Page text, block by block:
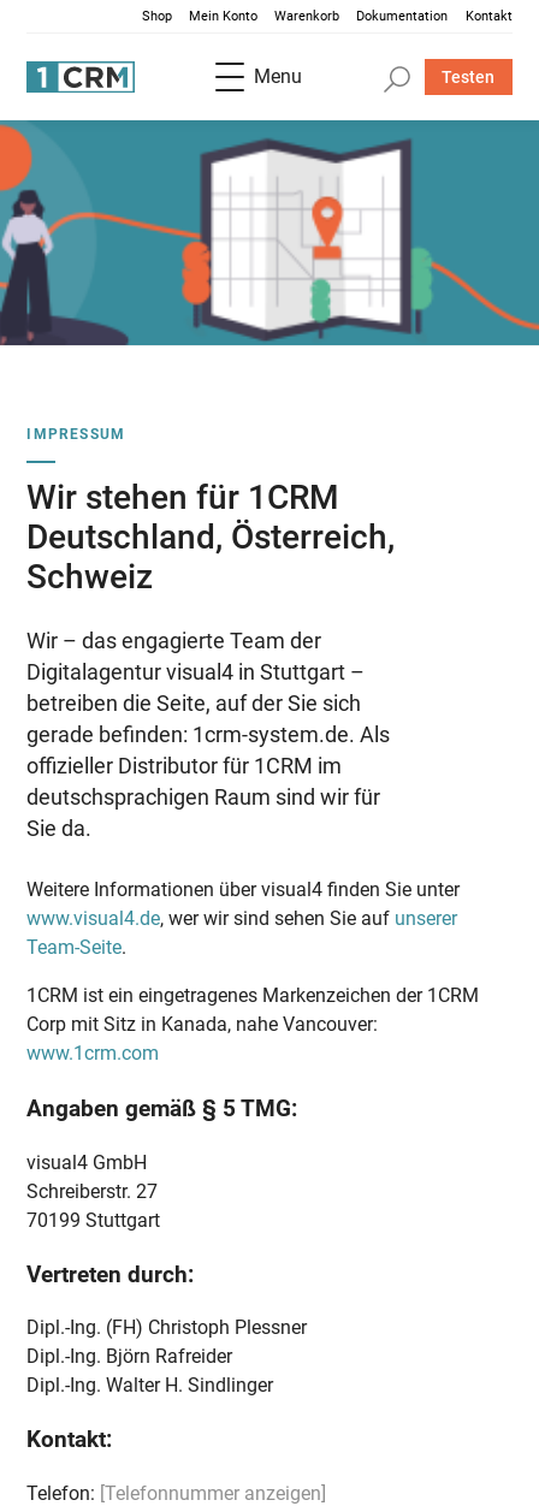
Shop Mein Konto Warenkorb Dokumentation Kontakt
Menu Testen
IMPRESSUM
Wir stehen für 1CRM
Deutschland, Österreich,
Schweiz
Wir – das engagierte Team der
Digitalagentur visual4 in Stuttgart –
betreiben die Seite, auf der Sie sich
gerade befinden: 1crm-system.de. Als
offizieller Distributor für 1CRM im
deutschsprachigen Raum sind wir für
Sie da.
Weitere Informationen über visual4 finden Sie unter
www.visual4.de, wer wir sind sehen Sie auf unserer
Team-Seite.
1CRM ist ein eingetragenes Markenzeichen der 1CRM
Corp mit Sitz in Kanada, nahe Vancouver:
www.1crm.com
Angaben gemäß § 5 TMG:
visual4 GmbH
Schreiberstr. 27
70199 Stuttgart
Vertreten durch:
Dipl.-Ing. (FH) Christoph Plessner
Dipl.-Ing. Björn Rafreider
Dipl.-Ing. Walter H. Sindlinger
Kontakt:
Telefon: [Telefonnummer anzeigen]